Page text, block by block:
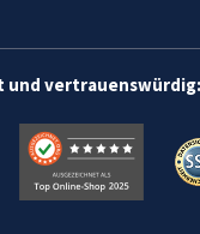
und vertrauenswürdig: